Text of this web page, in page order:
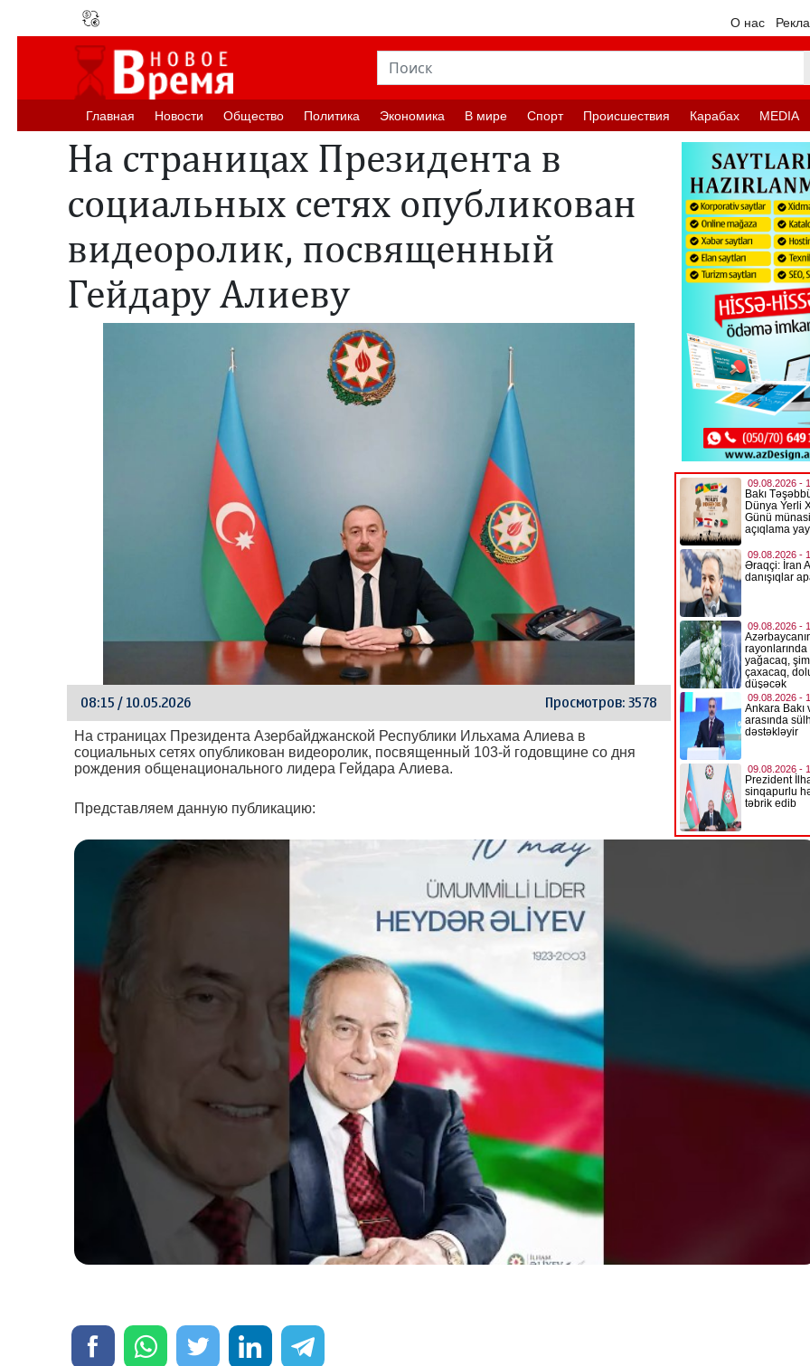
О нас
Главная Новости Oбщество Политика Экономика В мире Спорт Происшествия Карабах MEDIA
На страницах Президента в
социальных сетях опубликован
видеоролик, посвященный
Гейдару Алиеву
08:15 / 10.05.2026 Просмотров: 3578
На страницах Президента Азербайджанской Республики Ильхама Алиева в
социальных сетях опубликован видеоролик, посвященный 103-й годовщине со дня
рождения общенационального лидера Гейдара Алиева.
Представляем данную публикацию: